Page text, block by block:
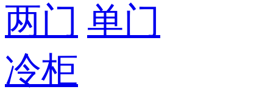
两门 单门
冷柜